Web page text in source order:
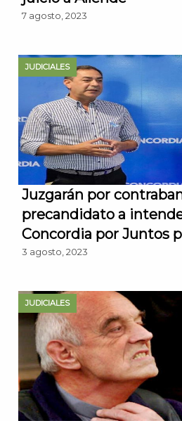
7 agosto, 2023
JUDICIALES
Juzgarán por
precandidato a
Concordia por Juntos
3 agosto, 2023
JUDICIALES